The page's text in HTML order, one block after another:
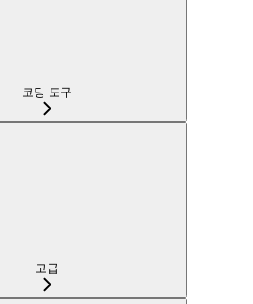
코딩 도구
고급